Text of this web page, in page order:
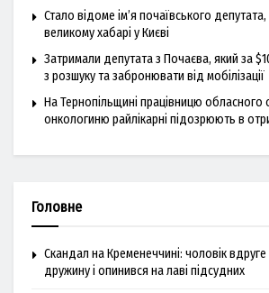
Стало відоме ім’я почаївського
великому хабарі у Києві
Затримали депутата з Почаєва, який за
з розшуку та забронювати від мобілізації
На Тернопільщині працівницю обласного
онкологиню райлікарні підозрюють в
Головне
Скандал на Кременеччині: чоловік
дружину і опинився на лаві підсудних